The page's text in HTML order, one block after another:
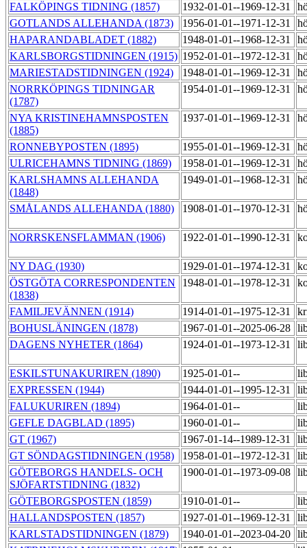
FALKÖPINGS TIDNING (1857)
1932-01-01--1969-12-31
GOTLANDS ALLEHANDA (1873)
1956-01-01--1971-12-31
HAPARANDABLADET (1882)
1948-01-01--1968-12-31
KARLSBORGSTIDNINGEN (1915) 1952-01-01--1972-12-31
MARIESTADSTIDNINGEN (1924)
1948-01-01--1969-12-31
NORRKÖPINGS TIDNINGAR
(1787)
1954-01-01--1969-12-31
NYA KRISTINEHAMNSPOSTEN
(1885)
1937-01-01--1969-12-31
RONNEBYPOSTEN (1895) 1955-01-01--1969-12-31
ULRICEHAMNS TIDNING (1869)
1958-01-01--1969-12-31
KARLSHAMNS ALLEHANDA
(1848)
1949-01-01--1968-12-31
SMÅLANDS ALLEHANDA (1880) 1908-01-01--1970-12-31
NORRSKENSFLAMMAN (1906) 1922-01-01--1990-12-31
NY DAG (1930) 1929-01-01--1974-12-31
ÖSTGÖTA CORRESPONDENTEN
(1838)
1948-01-01--1978-12-31
FAMILJEVÄNNEN (1914) 1914-01-01--1975-12-31
BOHUSLÄNINGEN (1878)
1967-01-01--2025-06-28
DAGENS NYHETER (1864)
1924-01-01--1973-12-31
ESKILSTUNAKURIREN (1890) 1925-01-01--
EXPRESSEN (1944)
1944-01-01--1995-12-31
FALUKURIREN (1894)
1964-01-01--
GEFLE DAGBLAD (1895)
1960-01-01--
GT (1967)
1967-01-14--1989-12-31
GT SÖNDAGSTIDNINGEN (1958)
1958-01-01--1972-12-31
GÖTEBORGS HANDELS- OCH
SJÖFARTSTIDNING (1832)
1900-01-01--1973-09-08
GÖTEBORGSPOSTEN (1859) 1910-01-01--
HALLANDSPOSTEN (1857)
1927-01-01--1969-12-31
KARLSTADSTIDNINGEN (1879)
1940-01-01--2023-04-20